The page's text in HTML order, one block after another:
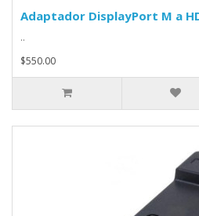
Adaptador DisplayPort M a
..
$550.00